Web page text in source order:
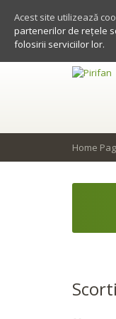
Home
Acest site utilizează
partenerilor de rețele
folosirii serviciilor lor.